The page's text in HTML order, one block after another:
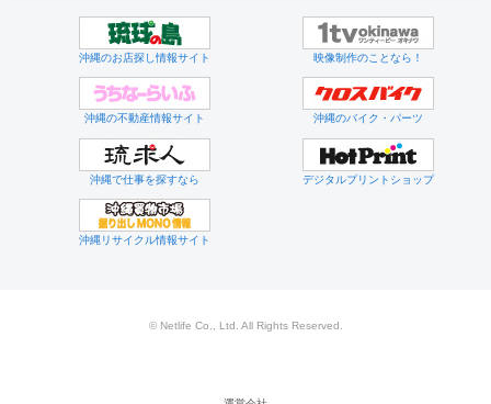
沖縄のお店探し情報サイト 映像制作のことなら！
沖縄の不動産情報サイト 沖縄のバイク・パーツ
沖縄で仕事を探すなら デジタルプリントショップ
沖縄リサイクル情報サイト
© Netlife Co., Ltd. All Rights Reserved.